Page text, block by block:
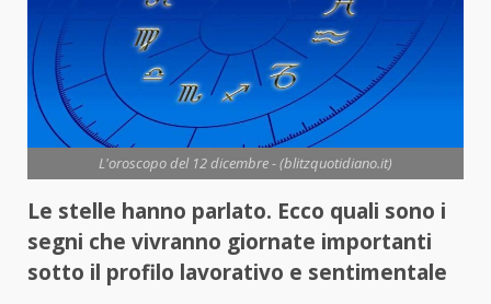
L'oroscopo del 12 dicembre - (blitzquotidiano.it)
Le stelle hanno parlato. Ecco quali sono i
segni che vivranno giornate importanti
sotto il profilo lavorativo e sentimentale